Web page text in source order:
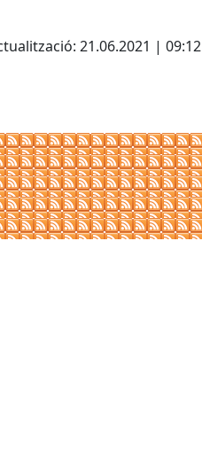
21.06.2021 | 09:12